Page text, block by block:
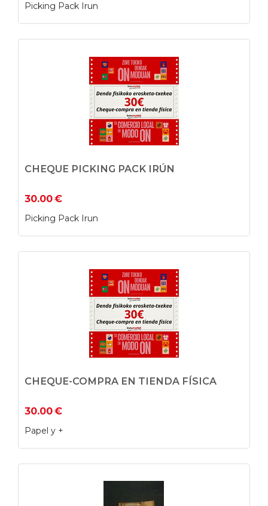
Picking Pack Irun
CHEQUE PICKING PACK IRÚN
30.00€
Picking Pack Irun
CHEQUE-COMPRA EN TIENDA FÍSICA
30.00€
Papel y +